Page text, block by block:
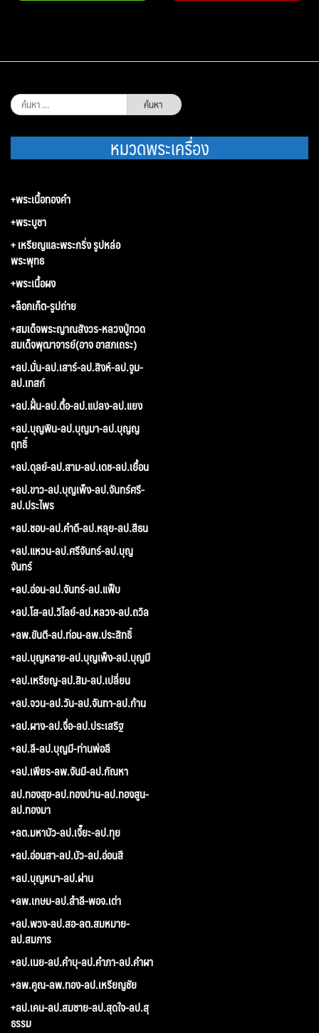
ค้นหา
สำหรับ:
หมวดพระเครื่อง
+พระเนื้อทองคำ
+พระบูชา
+ เหรียญและพระกริ่ง รูปหล่อ
พระพุทธ
+พระเนื้อผง
+ล็อกเก็ต-รูปถ่าย
+สมเด็จพระญาณสังวร-หลวงปู่ทวด
สมเด็จพุฒาจารย์(อาจ อาสภเถระ)
+ลป.มั่น-ลป.เสาร์-ลป.สิงห์-ลป.จูม-
ลป.เทสก์
+ลป.ฝั้น-ลป.ตื้อ-ลป.แปลง-ลป.แยง
+ลป.บุญพิน-ลป.บุญมา-ลป.บุญญ
ฤทธิ์
+ลป.ดุลย์-ลป.สาม-ลป.เดช-ลป.เยื้อน
+ลป.ขาว-ลป.บุญเพ็ง-ลป.จันทร์ศรี-
ลป.ประไพร
+ลป.ชอบ-ลป.คำดี-ลป.หลุย-ลป.สีธน
+ลป.แหวน-ลป.ศรีจันทร์-ลป.บุญ
จันทร์
+ลป.อ่อน-ลป.จันทร์-ลป.แฟ็บ
+ลป.โส-ลป.วิไลย์-ลป.หลวง-ลป.ถวิล
+ลพ.ขันตี-ลป.ท่อน-ลพ.ประสิทธิ์
+ลป.บุญหลาย-ลป.บุญเพ็ง-ลป.บุญมี
+ลป.เหรียญ-ลป.สิม-ลป.เปลี่ยน
+ลป.จวน-ลป.วัน-ลป.จันทา-ลป.ก้าน
+ลป.ผาง-ลป.จื่อ-ลป.ประเสริฐ
+ลป.ลี-ลป.บุญมี-ท่านพ่อลี
+ลป.เพียร-ลพ.จันมี-ลป.กัณหา
ลป.ทองสุข-ลป.ทองปาน-ลป.ทองสูน-
ลป.ทองมา
+ลต.มหาบัว-ลป.เจี๊ยะ-ลป.ทุย
+ลป.อ่อนสา-ลป.บัว-ลป.อ่อนสี
+ลป.บุญหนา-ลป.ผ่าน
+ลพ.เกษม-ลป.สำลี-พอจ.เต่า
+ลป.พวง-ลป.สอ-ลต.สมหมาย-
ลป.สมภาร
+ลป.เนย-ลป.คำบุ-ลป.คำภา-ลป.คำผา
+ลพ.คูณ-ลพ.ทอง-ลป.เหรียญชัย
+ลป.เคน-ลป.สมชาย-ลป.สุดใจ-ลป.สุ
ธรรม